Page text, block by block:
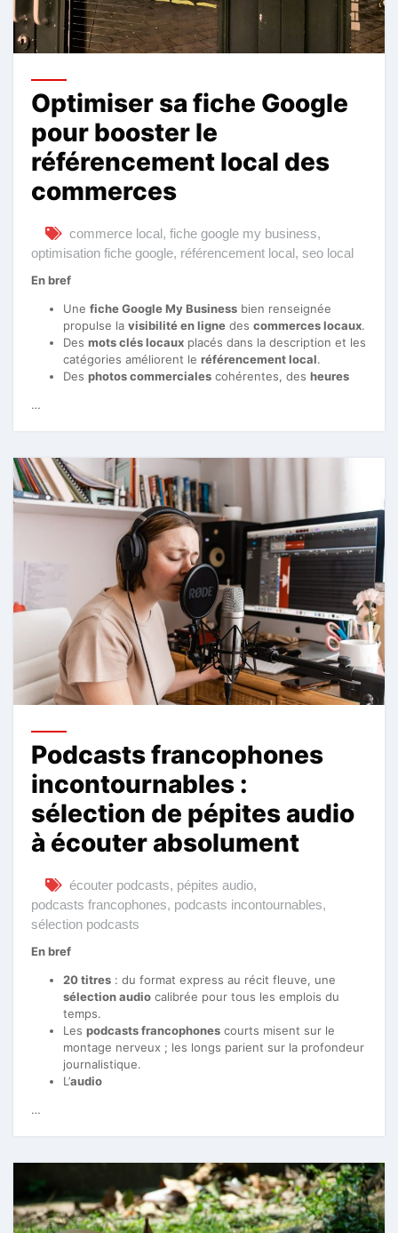
Optimiser sa fiche Google
pour booster le
référencement local des
commerces
commerce local, fiche google my business,
optimisation fiche google, référencement local, seo local
En bref
Une fiche Google My Business bien renseignée
propulse la visibilité en ligne des commerces locaux.
Des mots clés locaux placés dans la description et les
catégories améliorent le référencement local.
Des photos commerciales cohérentes, des heures
…
Podcasts francophones
incontournables :
sélection de pépites audio
à écouter absolument
écouter podcasts, pépites audio,
podcasts francophones, podcasts incontournables,
sélection podcasts
En bref
20 titres : du format express au récit fleuve, une
sélection audio calibrée pour tous les emplois du
temps.
Les podcasts francophones courts misent sur le
montage nerveux ; les longs parient sur la profondeur
journalistique.
L’audio
…